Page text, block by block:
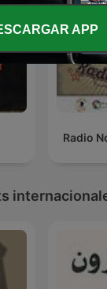
Radio
APP